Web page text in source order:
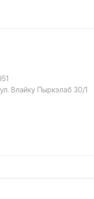
Влайку Пыркэлаб 30/1